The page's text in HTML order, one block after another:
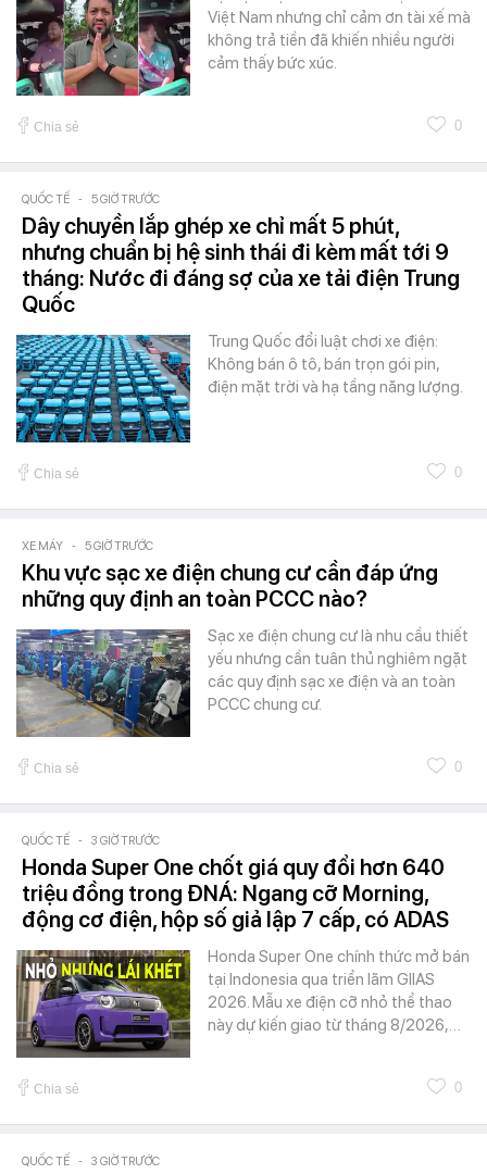
Việt Nam nhưng chỉ cảm ơn tài xế mà
không trả tiền đã khiến nhiều người
cảm thấy bức xúc.
Chia sẻ 0
QUỐC TẾ - 5 GIỜ TRƯỚC
Dây chuyền lắp ghép xe chỉ mất 5 phút,
nhưng chuẩn bị hệ sinh thái đi kèm mất tới 9
tháng: Nước đi đáng sợ của xe tải điện Trung
Quốc
Trung Quốc đổi luật chơi xe điện:
Không bán ô tô, bán trọn gói pin,
điện mặt trời và hạ tầng năng lượng.
Chia sẻ 0
XE MÁY - 5 GIỜ TRƯỚC
Khu vực sạc xe điện chung cư cần đáp ứng
những quy định an toàn PCCC nào?
Sạc xe điện chung cư là nhu cầu thiết
yếu nhưng cần tuân thủ nghiêm ngặt
các quy định sạc xe điện và an toàn
PCCC chung cư.
Chia sẻ 0
QUỐC TẾ - 3 GIỜ TRƯỚC
Honda Super One chốt giá quy đổi hơn 640
triệu đồng trong ĐNÁ: Ngang cỡ Morning,
động cơ điện, hộp số giả lập 7 cấp, có ADAS
Honda Super One chính thức mở bán
tại Indonesia qua triển lãm GIIAS
2026. Mẫu xe điện cỡ nhỏ thể thao
này dự kiến giao từ tháng 8/2026,…
Chia sẻ 0
QUỐC TẾ - 3 GIỜ TRƯỚC